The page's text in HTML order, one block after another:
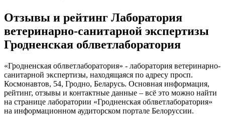
Отзывы и рейтинг Лаборатория
ветеринарно-санитарной экспертизы
Гродненская облветлаборатория
«Гродненская облветлаборатория» - лаборатория ветеринарно-
санитарной экспертизы, находящаяся по адресу просп.
Космонавтов, 54, Гродно, Беларусь. Основная информация,
рейтинг, отзывы и контактные данные – всё это можно найти
на странице лаборатории «Гродненская облветлаборатория»
на информационном аудиторском портале Белоруссии.